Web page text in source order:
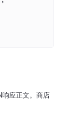
响应正文。商店